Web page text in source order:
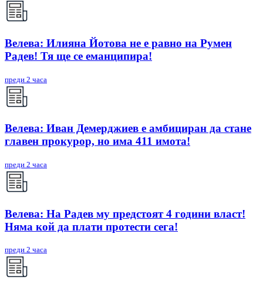
Велева: Илияна Йотова не е равно на Румен
Радев! Тя ще се еманципира!
преди 2 часа
Велева: Иван Демерджиев е амбициран да стане
главен прокурор, но има 411 имота!
преди 2 часа
Велева: На Радев му предстоят 4 години власт!
Няма кой да плати протести сега!
преди 2 часа